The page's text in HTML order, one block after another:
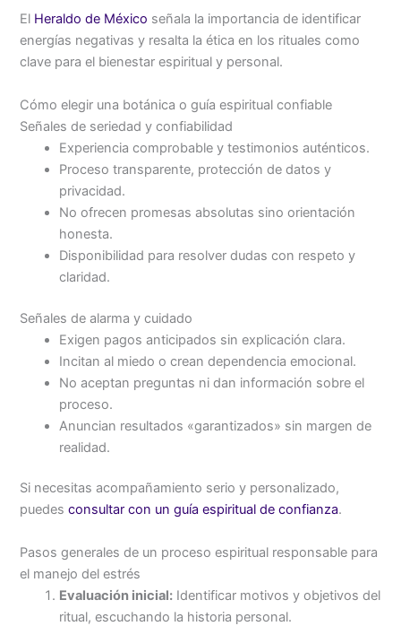
El Heraldo de México señala la importancia de identificar
energías negativas y resalta la ética en los rituales como
clave para el bienestar espiritual y personal.
Cómo elegir una botánica o guía espiritual confiable
Señales de seriedad y confiabilidad
Experiencia comprobable y testimonios auténticos.
Proceso transparente, protección de datos y
privacidad.
No ofrecen promesas absolutas sino orientación
honesta.
Disponibilidad para resolver dudas con respeto y
claridad.
Señales de alarma y cuidado
Exigen pagos anticipados sin explicación clara.
Incitan al miedo o crean dependencia emocional.
No aceptan preguntas ni dan información sobre el
proceso.
Anuncian resultados «garantizados» sin margen de
realidad.
Si necesitas acompañamiento serio y personalizado,
puedesconsultar con un guía espiritual de confianza.
Pasos generales de un proceso espiritual responsable para
el manejo del estrés
Evaluación inicial: Identificar motivos y objetivos del
ritual, escuchando la historia personal.